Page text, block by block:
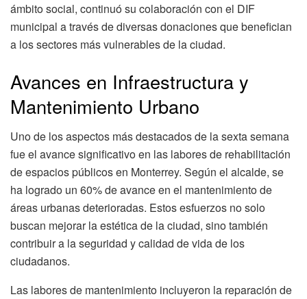
ámbito social, continuó su colaboración con el DIF
municipal a través de diversas donaciones que benefician
a los sectores más vulnerables de la ciudad.
Avances en Infraestructura y
Mantenimiento Urbano
Uno de los aspectos más destacados de la sexta semana
fue el avance significativo en las labores de rehabilitación
de espacios públicos en Monterrey. Según el alcalde, se
ha logrado un 60% de avance en el mantenimiento de
áreas urbanas deterioradas. Estos esfuerzos no solo
buscan mejorar la estética de la ciudad, sino también
contribuir a la seguridad y calidad de vida de los
ciudadanos.
Las labores de mantenimiento incluyeron la reparación de